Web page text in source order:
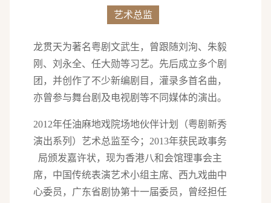
艺术总监
龙贯天为著名粤剧文武生，曾跟随刘洵、朱毅
刚、刘永全、任大勋等习艺。先后成立多个剧
团，并创作了不少新编剧目，灌录多首名曲，
亦曾参与舞台剧及电视剧等不同媒体的演出。
2012年任油麻地戏院场地伙伴计划（粤剧新秀
演出系列）艺术总监至今；2013年获民政事务
局颁发嘉许状，现为香港八和会馆理事会主
席，中国传统表演艺术小组主席、西九戏曲中
心委员，广东省剧协第十一届委员，曾经担任